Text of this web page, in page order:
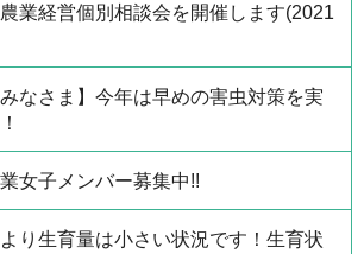
農業経営個別相談会を開催します(2021
みなさま】今年は早めの害虫対策を実
女子メンバー募集中!!
より生育量は小さい状況です！生育状